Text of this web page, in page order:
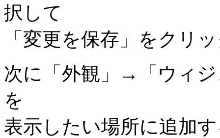
択して
「変更を保存」をクリ
次に「外観」→「ウィジ
を
表示したい場所に追加